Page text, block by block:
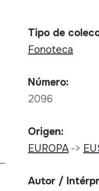
Tipo de
Fonoteca
Número:
2096
Origen:
EUROPA->
Autor /